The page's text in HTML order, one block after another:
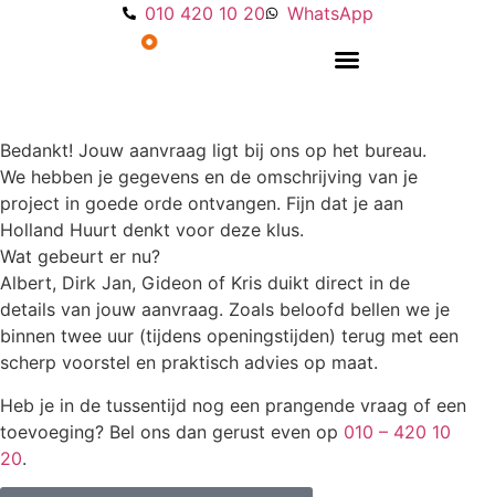
010 420 10 20 WhatsApp
Bedankt! Jouw aanvraag ligt bij ons op het bureau.
We hebben je gegevens en de omschrijving van je
project in goede orde ontvangen. Fijn dat je aan
Holland Huurt denkt voor deze klus.
Wat gebeurt er nu?
Albert, Dirk Jan, Gideon of Kris duikt direct in de
details van jouw aanvraag. Zoals beloofd bellen we je
binnen twee uur (tijdens openingstijden) terug met een
scherp voorstel en praktisch advies op maat.
Heb je in de tussentijd nog een prangende vraag of een
toevoeging? Bel ons dan gerust even op 010 – 420 10
20.